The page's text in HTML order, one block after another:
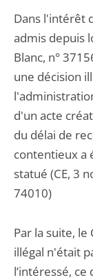
Dans l'intérêt
admis depuis
Blanc, n°
une décision
d'un acte
du délai de
contentieux a
statué (CE, 3
74010)
Par la suite, le
illégal n'était
l’intéressé,